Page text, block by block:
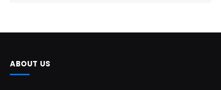
ABOUT US